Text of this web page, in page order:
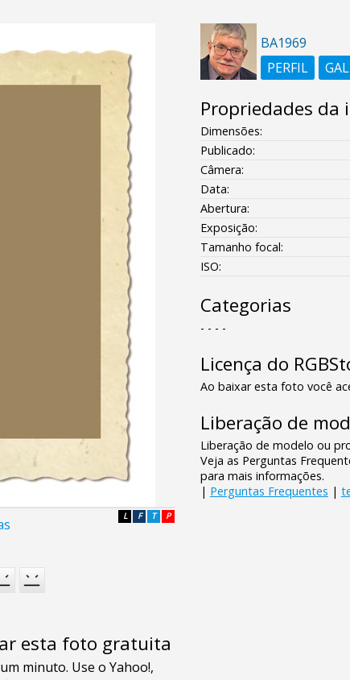
P
T
F
L
esta foto gratuita
BA1969
PERFIL
Propriedades da
Dimensões:
Publicado:
Câmera:
Data:
Abertura:
Exposição:
Tamanho focal:
ISO:
Categorias
- - - -
Licença do
Ao baixar esta foto você
Liberação de
Liberação de modelo ou
Veja as Perguntas
para mais informações.
| Perguntas Frequentes |